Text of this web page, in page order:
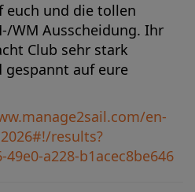
euch und die tollen
WM Ausscheidung. Ihr
Club sehr stark
auf eure
en-
results?
a228-b1acec8be646